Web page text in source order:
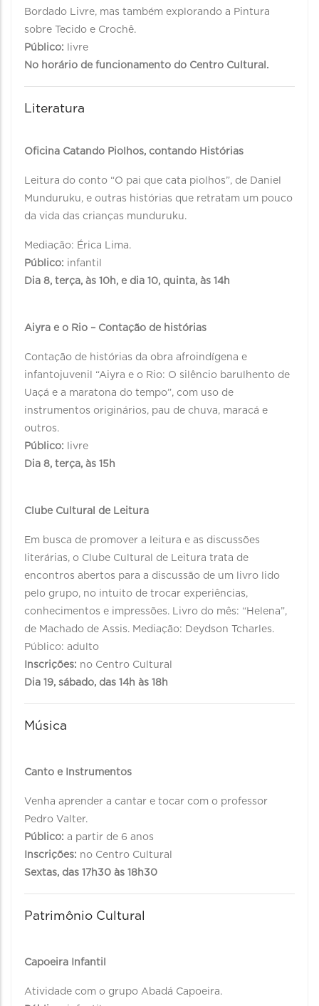
Bordado Livre, mas também explorando a Pintura
sobre Tecido e Crochê.
Público: livre
No horário de funcionamento do Centro Cultural.
Literatura
Oficina Catando Piolhos, contando Histórias
Leitura do conto “O pai que cata piolhos”, de Daniel
Munduruku, e outras histórias que retratam um pouco
da vida das crianças munduruku.
Mediação: Érica Lima.
Público: infantil
Dia 8, terça, às 10h, e dia 10, quinta, às 14h
Aiyra e o Rio – Contação de histórias
Contação de histórias da obra afroindígena e
infantojuvenil “Aiyra e o Rio: O silêncio barulhento de
Uaçá e a maratona do tempo”, com uso de
instrumentos originários, pau de chuva, maracá e
outros.
Público:
livre
Dia 8, terça, às 15h
Clube Cultural de Leitura
Em busca de promover a leitura e as discussões
literárias, o Clube Cultural de Leitura trata de
encontros abertos para a discussão de um livro lido
pelo grupo, no intuito de trocar experiências,
conhecimentos e impressões. Livro do mês: “Helena”,
de Machado de Assis. Mediação: Deydson Tcharles.
Público: adulto
Inscrições: no Centro Cultural
Dia 19, sábado, das 14h às 18h
Música
Canto e Instrumentos
Venha aprender a cantar e tocar com o professor
Pedro Valter.
Público: a partir de 6 anos
Inscrições: no Centro Cultural
Sextas, das 17h30 às 18h30
Patrimônio Cultural
Capoeira Infantil
Atividade com o grupo Abadá Capoeira.